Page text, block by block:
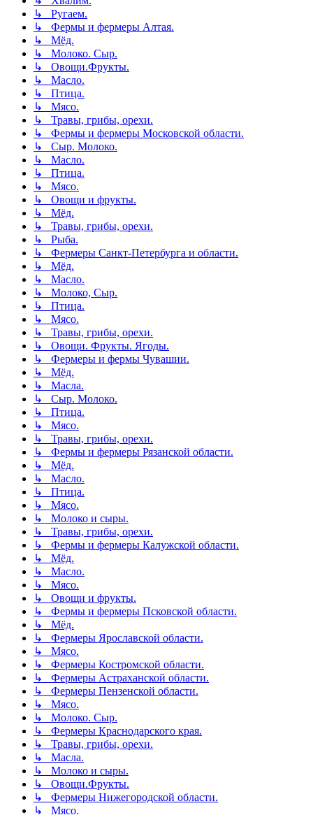
↳ Ругаем.
↳ Фермы и фермеры Алтая.
↳ Мёд.
↳ Молоко. Сыр.
↳ Овощи.Фрукты.
↳ Масло.
↳ Птица.
↳ Мясо.
↳ Травы, грибы, орехи.
↳ Фермы и фермеры Московской области.
↳ Сыр. Молоко.
↳ Масло.
↳ Птица.
↳ Мясо.
↳ Овощи и фрукты.
↳ Мёд.
↳ Травы, грибы, орехи.
↳ Рыба.
↳ Фермеры Санкт-Петербурга и области.
↳ Мёд.
↳ Масло.
↳ Молоко, Сыр.
↳ Птица.
↳ Мясо.
↳ Травы, грибы, орехи.
↳ Овощи. Фрукты. Ягоды.
↳ Фермеры и фермы Чувашии.
↳ Мёд.
↳ Масла.
↳ Сыр. Молоко.
↳ Птица.
↳ Мясо.
↳ Травы, грибы, орехи.
↳ Фермы и фермеры Рязанской области.
↳ Мёд.
↳ Масло.
↳ Птица.
↳ Мясо.
↳ Молоко и сыры.
↳ Травы, грибы, орехи.
↳ Фермы и фермеры Калужской области.
↳ Мёд.
↳ Масло.
↳ Мясо.
↳ Овощи и фрукты.
↳ Фермы и фермеры Псковской области.
↳ Мёд.
↳ Фермеры Ярославской области.
↳ Мясо.
↳ Фермеры Костромской области.
↳ Фермеры Астраханской области.
↳ Фермеры Пензенской области.
↳ Мясо.
↳ Молоко. Сыр.
↳ Фермеры Краснодарского края.
↳ Травы, грибы, орехи.
↳ Масла.
↳ Молоко и сыры.
↳ Овощи.Фрукты.
↳ Фермеры Нижегородской области.
↳ Мясо.